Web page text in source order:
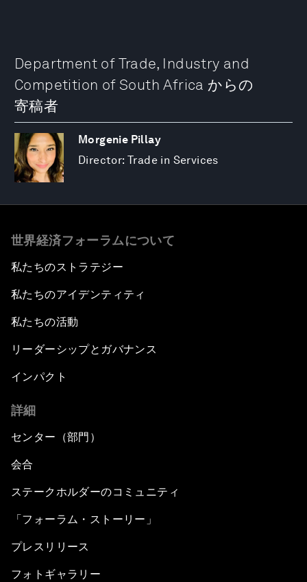
Department of Trade, Industry and
Competition of South Africa からの
寄稿者
Morgenie Pillay
Director: Trade in Services
世界経済フォーラムについて
私たちのストラテジー
私たちのアイデンティティ
私たちの活動
リーダーシップとガバナンス
インパクト
詳細
センター（部門）
会合
ステークホルダーのコミュニティ
「フォーラム・ストーリー」
プレスリリース
フォトギャラリー